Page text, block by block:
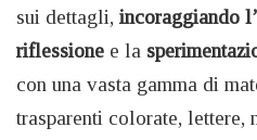
sui dettagli, incoraggiando
riflessione e la
con una vasta gamma di
trasparenti colorate, lettere,